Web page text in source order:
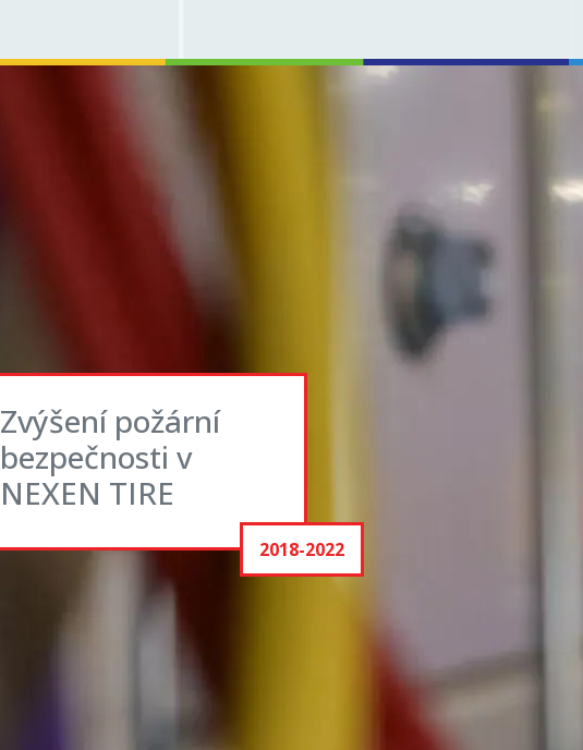
Zvýšení požární
bezpečnosti v
NEXEN TIRE
2018-2022